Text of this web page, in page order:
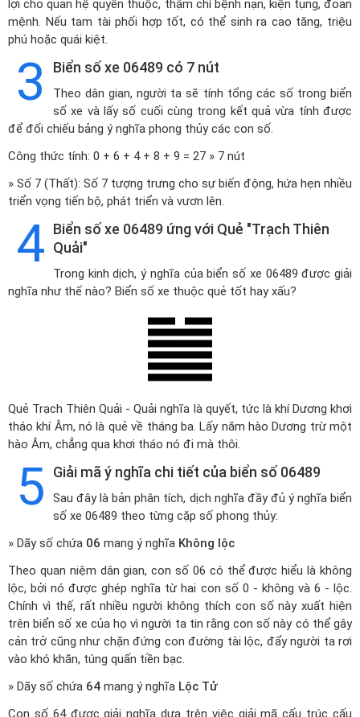
lợi cho quan hệ quyến thuộc, thậm chí bệnh nạn, kiện tụng, đoản
mệnh. Nếu tam tài phối hợp tốt, có thể sinh ra cao tăng, triệu
phú hoặc quái kiệt.
3 Biển số xe 06489 có 7 nút
Theo dân gian, người ta sẽ tính tổng các số trong biển
số xe và lấy số cuối cùng trong kết quả vừa tính được
để đối chiếu bảng ý nghĩa phong thủy các con số.
Công thức tính: 0 + 6 + 4 + 8 + 9 = 27 » 7 nút
» Số 7 (Thất): Số 7 tượng trưng cho sự biến động, hứa hẹn nhiều
triển vọng tiến bộ, phát triển và vươn lên.
4 Biển số xe 06489 ứng với Quẻ "Trạch Thiên
Quải"
Trong kinh dịch, ý nghĩa của biển số xe 06489 được giải
nghĩa như thế nào? Biển số xe thuộc quẻ tốt hay xấu?
Quẻ Trạch Thiên Quải - Quải nghĩa là quyết, tức là khí Dương khơi
tháo khí Âm, nó là quẻ về tháng ba. Lấy năm hào Dương trừ một
hào Âm, chẳng qua khơi tháo nó đi mà thôi.
5 Giải mã ý nghĩa chi tiết của biển số 06489
Sau đây là bản phân tích, dịch nghĩa đầy đủ ý nghĩa biển
số xe 06489 theo từng cặp số phong thủy:
» Dãy số chứa 06 mang ý nghĩa Không lộc
Theo quan niệm dân gian, con số 06 có thể được hiểu là không
lộc, bởi nó được ghép nghĩa từ hai con số 0 - không và 6 - lộc.
Chính vì thế, rất nhiều người không thích con số này xuất hiện
trên biển số xe của họ vì người ta tin rằng con số này có thể gây
cản trở cũng như chặn đứng con đường tài lộc, đẩy người ta rơi
vào khó khăn, túng quấn tiền bạc.
» Dãy số chứa 64 mang ý nghĩa Lộc Tử
Con số 64 được giải nghĩa dựa trên việc giải mã cấu trúc cấu